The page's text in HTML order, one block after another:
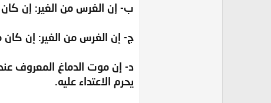
‌ب- إن الغرس من الغير: إن
‌ج- إن الغرس من الغير: إن كان
‌د- إن موت الدماغ المعروف
يحرم الاعتداء عليه.